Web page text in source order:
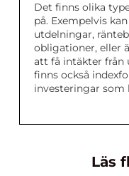
Det finns olika
på. Exempelvis
utdelningar,
obligationer, eller
att få intäkter från
finns också
investeringar som
Läs